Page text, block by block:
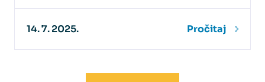
14. 7. 2025. Pročitaj